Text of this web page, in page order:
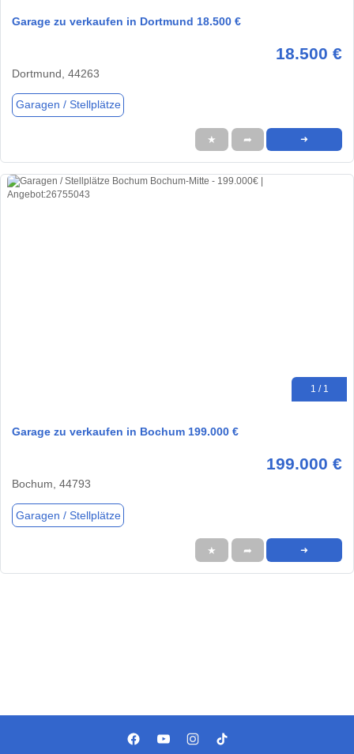
Garage zu verkaufen in Dortmund 18.500 €
18.500 €
Dortmund, 44263
Garagen / Stellplätze
★ ➦ ➜
1 / 1
Garage zu verkaufen in Bochum 199.000 €
199.000 €
Bochum, 44793
Garagen / Stellplätze
★ ➦ ➜